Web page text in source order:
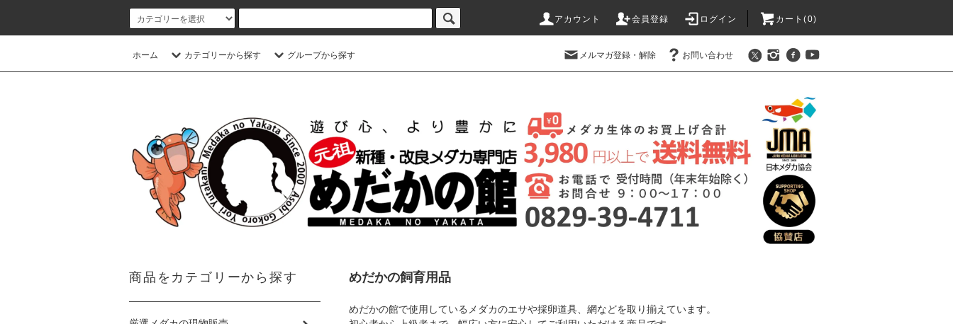
アカウント 会員登録 ログイン カート(0)
ホーム カテゴリーから探す グループから探す メルマガ登録・解除 お問い合わせ
めだかの飼育用品
めだかの館で使用しているメダカのエサや採卵道具、網などを取り揃えています。
商品をカテゴリーから探す